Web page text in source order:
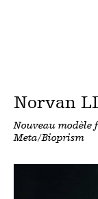
Norvan
Nouveau modèle
Meta/Bioprism